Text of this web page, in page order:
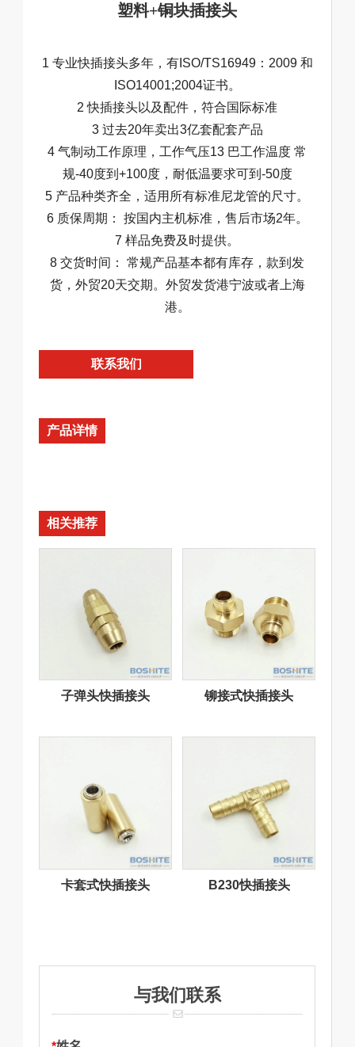
塑料+铜块插接头
1 专业快插接头多年，有ISO/TS16949：2009 和
ISO14001;2004证书。
2 快插接头以及配件，符合国际标准
3 过去20年卖出3亿套配套产品
4 气制动工作原理，工作气压13 巴工作温度 常
规-40度到+100度，耐低温要求可到-50度
5 产品种类齐全，适用所有标准尼龙管的尺寸。
6 质保周期： 按国内主机标准，售后市场2年。
7 样品免费及时提供。
8 交货时间： 常规产品基本都有库存，款到发
货，外贸20天交期。外贸发货港宁波或者上海
港。
联系我们
产品详情
相关推荐
子弹头快插接头 铆接式快插接头
卡套式快插接头 B230快插接头
与我们联系